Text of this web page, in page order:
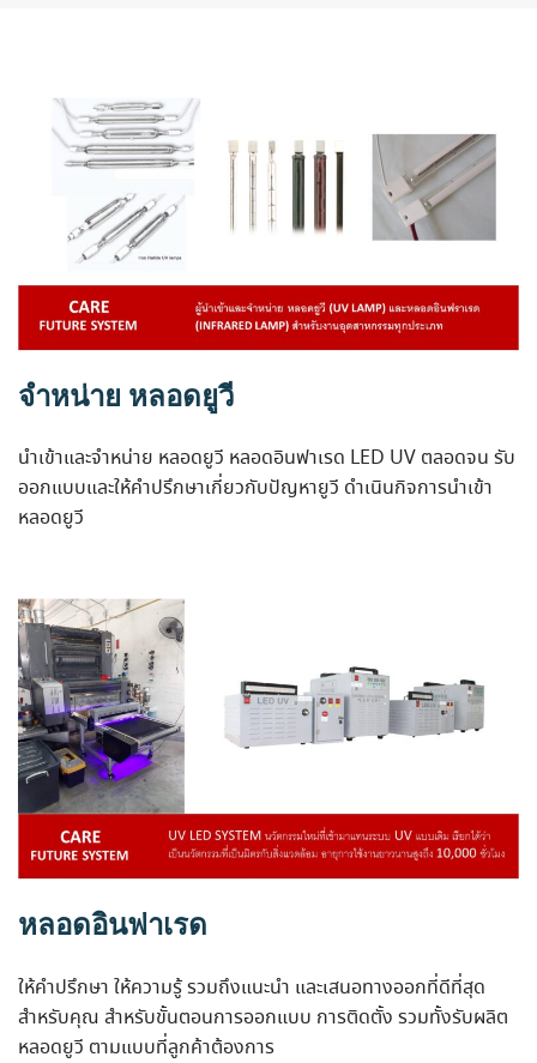
จำหน่าย หลอดยูวี
นำเข้าและจำหน่าย หลอดยูวี หลอดอินฟาเรด LED UV ตลอดจน รับ
ออกแบบและให้คำปรึกษาเกี่ยวกับปัญหายูวี ดำเนินกิจการนำเข้า
หลอดยูวี
หลอดอินฟาเรด
ให้คำปรึกษา ให้ความรู้ รวมถึงแนะนำ และเสนอทางออกที่ดีที่สุด
สำหรับคุณ สำหรับขั้นตอนการออกแบบ การติดตั้ง รวมทั้งรับผลิต
หลอดยูวี ตามแบบที่ลูกค้าต้องการ